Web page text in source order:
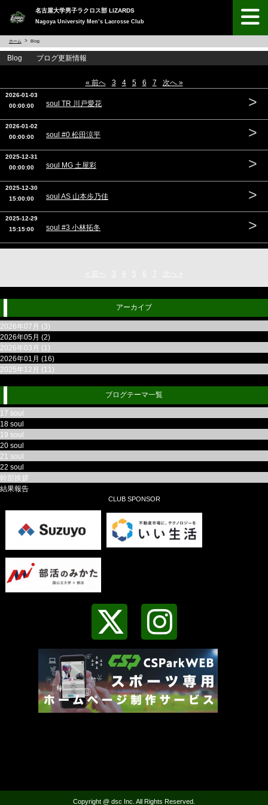
名古屋大学男子ラクロス部 LIZARDS
Nagoya University Men’s Lacrosse Club
ホーム Blog
Blog ブログ更新情報
« 前へ 3 4 5 6 7 次へ »
2026-01-03
00:00:00
soul TR 川戸愛花 >
2026-01-02
00:00:00
soul #0 松田涼平 >
2025-12-31
00:00:00
soul MG 土屋彩 >
2025-12-30
15:00:00
soul AS 山本歩乃佳 >
2025-12-29
15:15:00
soul #3 小林拓冬 >
3 5 6 7
アーカイブ
2026年07月 (3)
2026年05月 (2)
2026年03月 (1)
2026年01月 (16)
2025年12月 (11)
ブログテーマ一覧
17 soul
18 soul
19 soul
20 soul
21 soul
22 soul
幹部挨拶
結果報告
CLUB SPONSOR
Copyright @ dsc Inc. All Rights Reserved.